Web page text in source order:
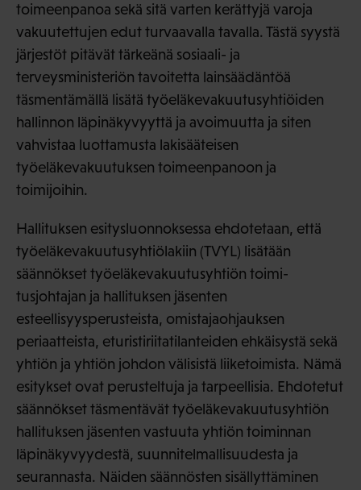
toimeenpanoa sekä sitä varten kerättyjä varoja
vakuutettujen edut turvaavalla tavalla. Tästä syystä
järjestöt pitävät tärkeänä sosiaali- ja
terveysministeriön tavoitetta lainsäädäntöä
täsmentämällä lisätä työeläkevakuutusyhtiöiden
hallinnon läpinäkyvyyttä ja avoimuutta ja siten
vahvistaa luottamusta lakisääteisen
työeläkevakuutuksen toimeenpanoon ja
toimijoihin.
Hallituksen esitysluonnoksessa ehdotetaan, että
työeläkevakuutusyhtiölakiin (TVYL) lisätään
säännökset työeläkevakuutusyhtiön toimi-
tusjohtajan ja hallituksen jäsenten
esteellisyysperusteista, omistajaohjauksen
periaatteista, eturistiriitatilanteiden ehkäisystä sekä
yhtiön ja yhtiön johdon välisistä liiketoimista. Nämä
esitykset ovat perusteltuja ja tarpeellisia. Ehdotetut
säännökset täsmentävät työeläkevakuutusyhtiön
hallituksen jäsenten vastuuta yhtiön toiminnan
läpinäkyvyydestä, suunnitelmallisuudesta ja
seurannasta. Näiden säännösten sisällyttäminen